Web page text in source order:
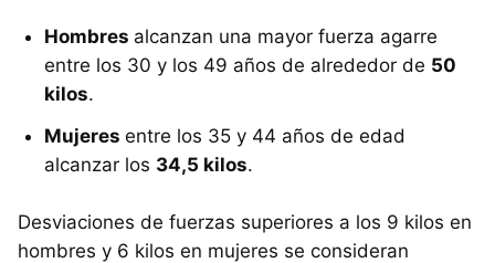
Hombres alcanzan una mayor fuerza agarre
entre los 30 y los 49 años de alrededor de 50
kilos.
Mujeres entre los 35 y 44 años de edad
alcanzar los 34,5 kilos.
Desviaciones de fuerzas superiores a los 9 kilos en
hombres y 6 kilos en mujeres se consideran